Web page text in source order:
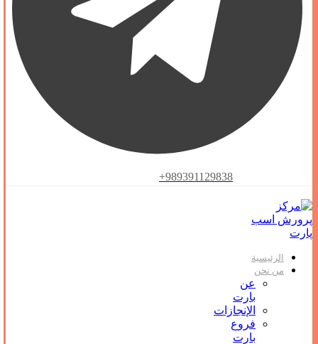
+989391129838
الرئيسية
من نحن
عن
بارت
الإنجازات
فروع
بارت